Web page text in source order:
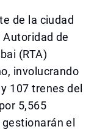
de la ciudad
de
(RTA)
involucrando
107 trenes del
5,565
el